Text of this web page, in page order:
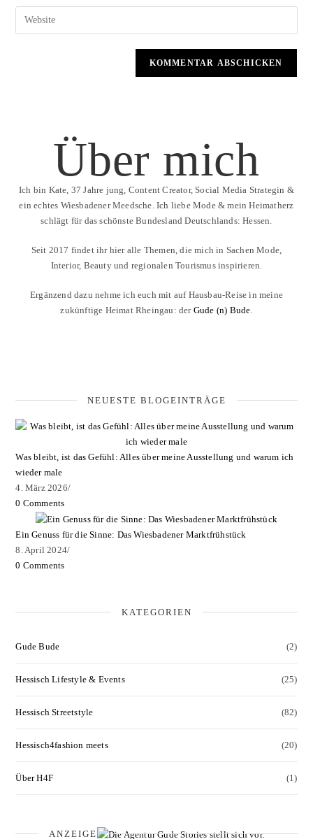
Über mich
Ich bin Kate, 37 Jahre jung, Content Creator, Social Media Strategin &
ein echtes Wiesbadener Meedsche. Ich liebe Mode & mein Heimatherz
schlägt für das schönste Bundesland Deutschlands: Hessen.
Seit 2017 findet ihr hier alle Themen, die mich in Sachen Mode,
Interior, Beauty und regionalen Tourismus inspirieren.
Ergänzend dazu nehme ich euch mit auf Hausbau-Reise in meine
zukünftige Heimat Rheingau: der Gude (n) Bude
NEUESTE BLOGEINTRÄGE
Was bleibt, ist das Gefühl: Alles über meine Ausstellung und warum ich
wieder male
4. März 2026/
0 Comments
Ein Genuss für die Sinne: Das Wiesbadener Marktfrühstück
8. April 2024/
0 Comments
KATEGORIEN
Gude Bude (2)
Hessisch Lifestyle & Events (25)
Hessisch Streetstyle (82)
Hessisch4fashion meets (20)
Über H4F (1)
ANZEIGE